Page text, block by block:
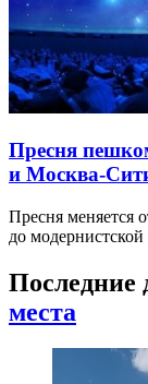
Пресня
и Москва-
Пресня меняется
до
Последние
места